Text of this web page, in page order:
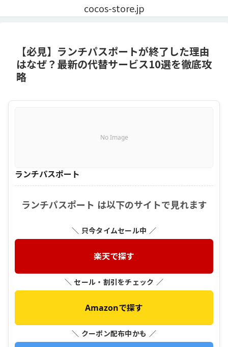
cocos-store.jp
【必見】ランチパスポートが終了した理由
はなぜ？最新の代替サービス10選を徹底攻
略
No Image
ランチパスポート
ランチパスポート は以下のサイトで見れます
＼ 只今タイムセール中 ／
楽天で探す
＼ セール・割引をチェック ／
Amazonで探す
＼ クーポン配布中かも ／